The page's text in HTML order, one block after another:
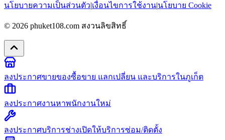
นโยบายความเป็นส่วนตัว|เงื่อนไขการใช้งาน|นโยบาย Cookie
© 2026 phuket108.com สงวนลิขสิทธิ์
ลงประกาศขายของซื้อขาย แลกเปลี่ยน และบริการในภูเก็ต
ลงประกาศงานหาพนักงานใหม่
ลงประกาศบริการช่างเปิดให้บริการซ่อม/ติดตั้ง